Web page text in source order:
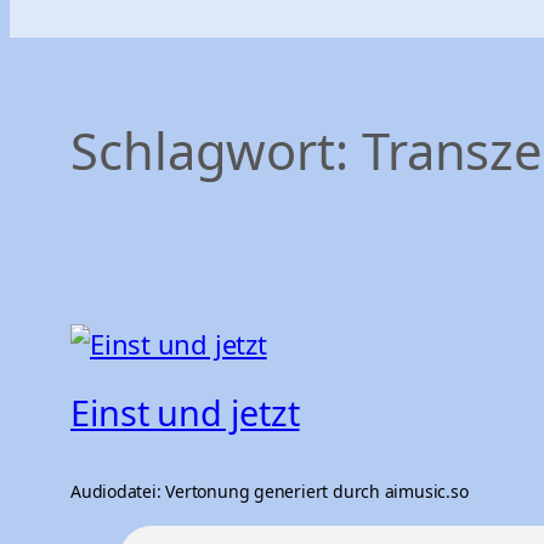
Schlagwort:
Einst und jetzt
Audiodatei: Vertonung generiert durch aimusic.so